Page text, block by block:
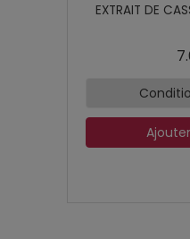
EXTRAIT DE